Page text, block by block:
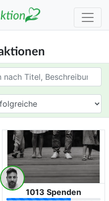
1013 Spenden